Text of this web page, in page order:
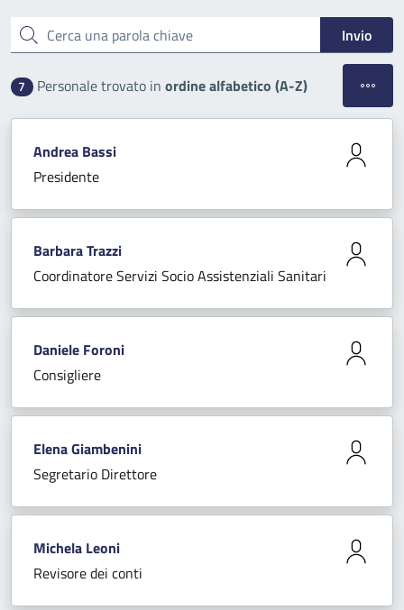
Cerca una parola chiave Invio
7 Personale trovato in ordine alfabetico (A-Z) Apri
Andrea Bassi
Presidente
Barbara Trazzi
Coordinatore Servizi Socio Assistenziali Sanitari
Daniele Foroni
Consigliere
Elena Giambenini
Segretario Direttore
Michela Leoni
Revisore dei conti